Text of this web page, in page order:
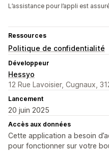
L’assistance pour l’appli est
Ressources
Politique de confidentialité
Développeur
Hessyo
12 Rue Lavoisier, Cugnaux,
Lancement
20 juin 2025
Accès aux données
Cette application a besoin
pour fonctionner sur votre